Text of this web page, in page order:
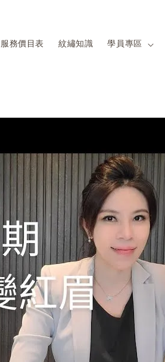
服務價目表 紋繡知識 學員專區